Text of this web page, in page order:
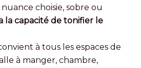
choisie, sobre ou
la capacité de tonifier le
à tous les espaces de
à manger, chambre,